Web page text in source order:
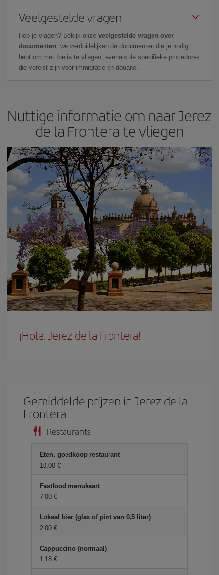
Veelgestelde vragen
Heb je vragen? Bekijk onze veelgestelde vragen over
documenten: we verduidelijken de documenten die je nodig
hebt om met Iberia te vliegen, evenals de specifieke procedures
die vereist zijn voor immigratie en douane.
Nuttige informatie om naar Jerez
de la Frontera te vliegen
¡Hola, Jerez de la Frontera!
Gemiddelde prijzen in Jerez de la
Frontera
Restaurants
Eten, goedkoop restaurant
10,00 €
Fastfood menukaart
7,00 €
Lokaal bier (glas of pint van 0,5 liter)
2,00 €
Cappuccino (normaal)
1,18 €